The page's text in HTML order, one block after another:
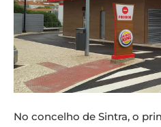
No concelho de Sintra, o